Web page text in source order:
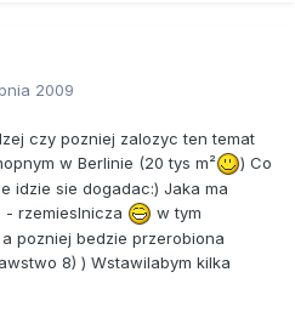
2009
czy pozniej zalozyc ten temat
w Berlinie (20 tys m²
) Co
idzie sie dogadac:) Jaka ma
- rzemieslnicza
w tym
pozniej bedzie przerobiona
8) ) Wstawilabym kilka